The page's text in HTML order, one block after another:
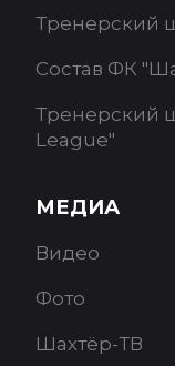
Тренерский
Состав ФК
Тренерский
League"
МЕДИА
Видео
Фото
Шахтёр-ТВ